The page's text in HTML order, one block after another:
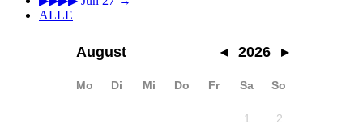
ALLE
August ◂ 2026 ▸
Mo Di Mi Do Fr Sa So
1 2